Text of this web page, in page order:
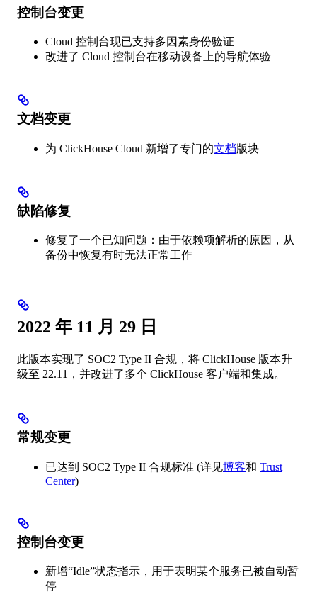
控制台变更
Cloud 控制台现已支持多因素身份验证
改进了 Cloud 控制台在移动设备上的导航体验
文档变更
为 ClickHouse Cloud 新增了专门的文档版块
缺陷修复
修复了一个已知问题：由于依赖项解析的原因，从
备份中恢复有时无法正常工作
2022 年 11 月 29 日
此版本实现了 SOC2 Type II 合规，将 ClickHouse 版本升
级至 22.11，并改进了多个 ClickHouse 客户端和集成。
常规变更
已达到 SOC2 Type II 合规标准 (详见博客和 Trust
Center)
控制台变更
新增“Idle”状态指示，用于表明某个服务已被自动暂
停